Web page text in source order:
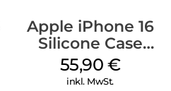
Apple iPhone 16
Silicone Case
MagSafe
Ultramarine
55,90 €
inkl. MwSt.